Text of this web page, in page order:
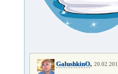
GalushkinO,